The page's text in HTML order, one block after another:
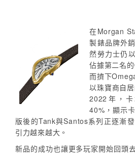
在Morgan
製錶品牌外
然勞力士仍
佔據第二名
而擠下
以珠寶商自
2022年，
40%，顯示
版後的Tank與Santos系列正逐漸
引力越來越大。
新品的成功也讓更多玩家開始回頭